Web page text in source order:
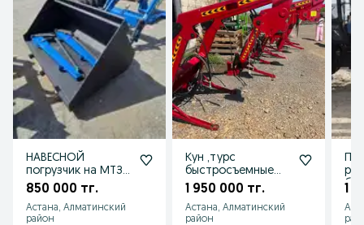
НАВЕСНОЙ
погрузчик на МТЗ
трактор
850 000 тг.
Астана, Алматинский
район
Кун ,турс
быстросъемные
погрузчики
1 950 000 тг.
Астана, Алматинский
район
и
1